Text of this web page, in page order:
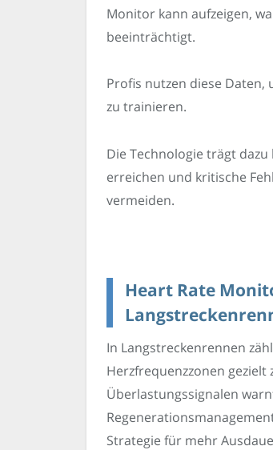
Monitor kann aufzeigen,
beeinträchtigt.
Profis nutzen diese Daten,
zu trainieren.
Die Technologie trägt
erreichen und kritische
vermeiden.
Heart Rate
In Langstreckenrennen
Herzfrequenzzonen
Überlastungssignalen
Strategie für mehr